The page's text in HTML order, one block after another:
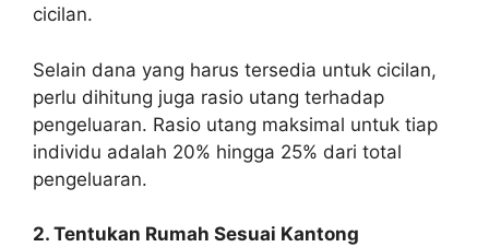
cicilan.
Selain dana yang harus tersedia untuk cicilan,
perlu dihitung juga rasio utang terhadap
pengeluaran. Rasio utang maksimal untuk tiap
individu adalah 20% hingga 25% dari total
pengeluaran.
2. Tentukan Rumah Sesuai Kantong